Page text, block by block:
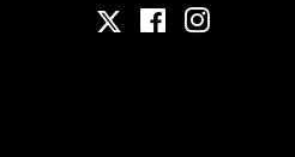
Twitter Facebook